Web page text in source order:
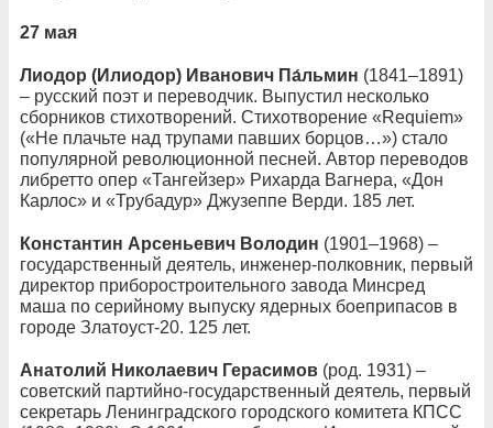
27 мая
Лиодор (Илиодор) Иванович Па́льмин (1841–1891)
– русский поэт и переводчик. Выпустил несколько
сборников стихотворений. Стихотворение «Requiem»
(«Не плачьте над трупами павших борцов…») стало
популярной революционной песней. Автор переводов
либретто опер «Тангейзер» Рихарда Вагнера, «Дон
Карлос» и «Трубадур» Джузеппе Верди. 185 лет.
Константин Арсеньевич Володин (1901–1968) –
государственный деятель, инженер-полковник, первый
директор приборостроительного завода Минсред
маша по серийному выпуску ядерных боеприпасов в
городе Златоуст-20. 125 лет.
Анатолий Николаевич Герасимов (род. 1931) –
советский партийно-государственный деятель, первый
секретарь Ленинградского городского комитета КПСС